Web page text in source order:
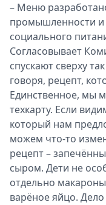
– Меню
промышленности и
социального
Согласовывает
спускают сверху
говоря, рецепт,
Единственное, мы
техкарту. Если
который нам
можем что-то
рецепт –
сыром. Дети не
отдельно
варёное яйцо.